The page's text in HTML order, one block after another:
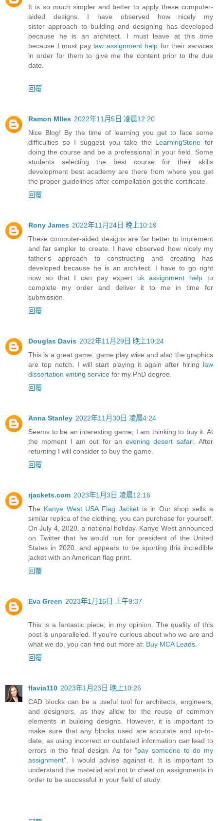
It is so much simpler and better to apply these computer-
aided designs. I have observed how nicely my
sister approach to building and designing has developed
because he is an architect. I must leave at this time
because I must pay law assignment help for their services
in order for them to give me the content prior to the due
date.
回覆
Ramon MIles 2022年11月5日 凌晨12:20
Nice Blog! By the time of learning you get to face some
difficulties so I suggest you take the LearningStone for
doing the course and be a professional in your field. Some
students selecting the best course for their skills
development best academy are there from where you get
the proper guidelines after compellation get the certificate.
回覆
Rony James 2022年11月24日 晚上10:19
These computer-aided designs are far better to implement
and far simpler to create. I have observed how nicely my
father's approach to constructing and creating has
developed because he is an architect. I have to go right
now so that I can pay expert uk assignment help to
complete my order and deliver it to me in time for
submission.
回覆
Douglas Davis 2022年11月29日 晚上10:24
This is a great game, game play wise and also the graphics
are top notch. I will start playing it again after hiring law
dissertation writing service for my PhD degree.
回覆
Anna Stanley 2022年11月30日 凌晨4:24
Seems to be an interesting game, I am thinking to buy it. At
the moment I am out for anevening desert safari. After
returning I will consider to buy the game.
回覆
rjackets.com 2023年1月3日 凌晨12:16
The Kanye West USA Flag Jacket is in Our shop sells a
similar replica of the clothing. you can purchase for yourself.
On July 4, 2020, a national holiday. Kanye West announced
on Twitter that he would run for president of the United
States in 2020. and appears to be sporting this incredible
jacket with an American flag print.
回覆
Eva Green 2023年1月16日 上午9:37
This is a fantastic piece, in my opinion. The quality of this
post is unparalleled. If you're curious about who we are and
what we do, you can find out more at: Buy MCA Leads
回覆
flavia110 2023年1月23日 晚上10:26
CAD blocks can be a useful tool for architects, engineers,
and designers, as they allow for the reuse of common
elements in building designs. However, it is important to
make sure that any blocks used are accurate and up-to-
date, as using incorrect or outdated information can lead to
errors in the final design. As for "pay someone to do my
assignment", I would advise against it. It is important to
understand the material and not to cheat on assignments in
order to be successful in your field of study.